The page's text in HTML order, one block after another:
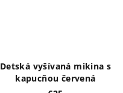
Detská vyšívaná mikina s
kapucňou červená